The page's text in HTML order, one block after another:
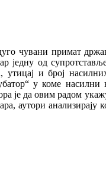
чувани примат
једну од
и број
у коме
да овим радом
аутори